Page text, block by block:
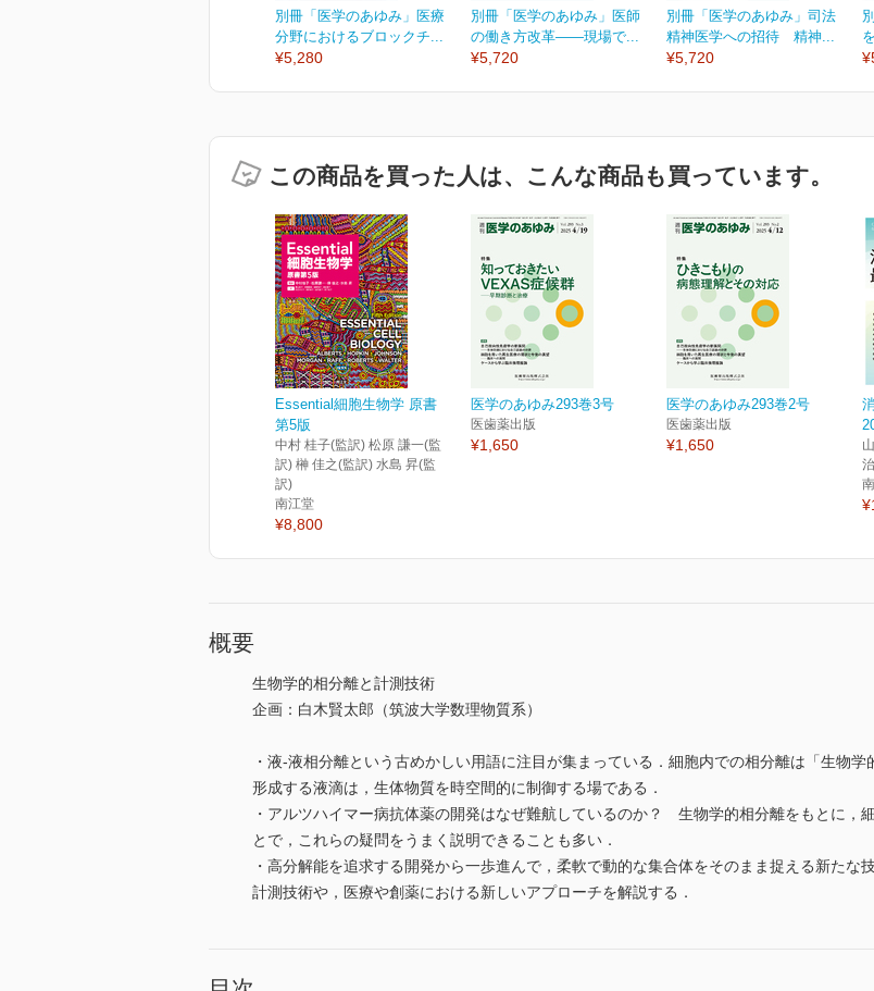
別冊「医学のあゆみ」医療
分野におけるブロックチ...
¥5,280
別冊「医学のあゆみ」医師
の働き方改革――現場で...
¥5,720
別冊「医学のあゆみ」司法
精神医学への招待 精神...
¥5,720
この商品を買った人は、こんな商品も買っています。
Essential細胞生物学 原書
第5版
中村 桂子(監訳) 松原 謙一(監
訳) 榊 佳之(監訳) 水島 昇(監
訳)
南江堂
¥8,800
医学のあゆみ293巻3号
医歯薬出版
¥1,650
医学のあゆみ293巻2号
医歯薬出版
¥1,650
概要
生物学的相分離と計測技術
企画：白木賢太郎（筑波大学数理物質系）
・液-液相分離という古めかしい用語に注目が集まっている．細胞内での相分離は「生物
形成する液滴は，生体物質を時空間的に制御する場である．
・アルツハイマー病抗体薬の開発はなぜ難航しているのか？ 生物学的相分離をもとに，
とで，これらの疑問をうまく説明できることも多い．
・高分解能を追求する開発から一歩進んで，柔軟で動的な集合体をそのまま捉える新た
計測技術や，医療や創薬における新しいアプローチを解説する．